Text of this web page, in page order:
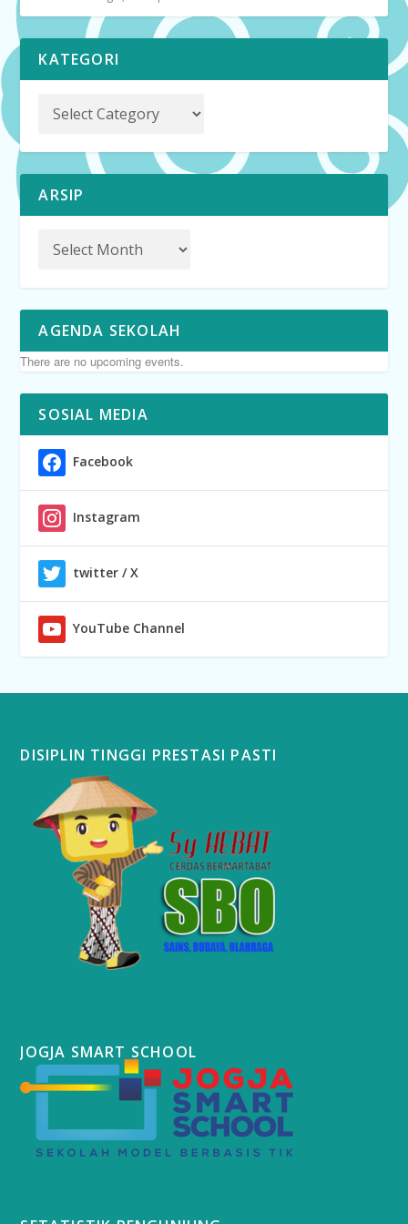
KATEGORI
ARSIP
AGENDA SEKOLAH
There are no upcoming events.
SOSIAL MEDIA
Facebook
Instagram
twitter / X
YouTube Channel
DISIPLIN TINGGI PRESTASI PASTI
JOGJA SMART SCHOOL